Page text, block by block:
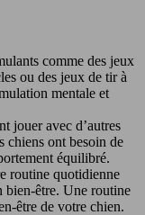
comme des jeux
ou des jeux de tir à
mentale et
jouer avec d’autres
chiens ont besoin de
équilibré.
routine quotidienne
bien-être. Une routine
être de votre chien.